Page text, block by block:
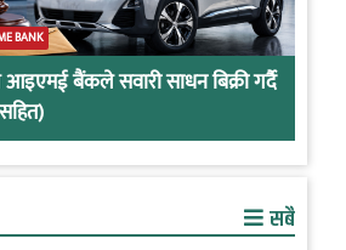
BANK
बैंकले सवारी साधन बिक्री गर्दै
सबै